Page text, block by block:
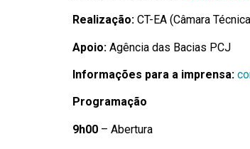
Realização: CT-EA (Câmara
Apoio: Agência das Bacias PCJ
Informações para a imprensa:
Programação
9h00 – Abertura